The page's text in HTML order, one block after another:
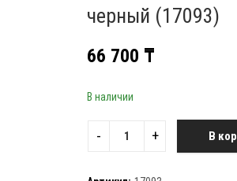
черный (17093)
66 700 ₸
В наличии
В